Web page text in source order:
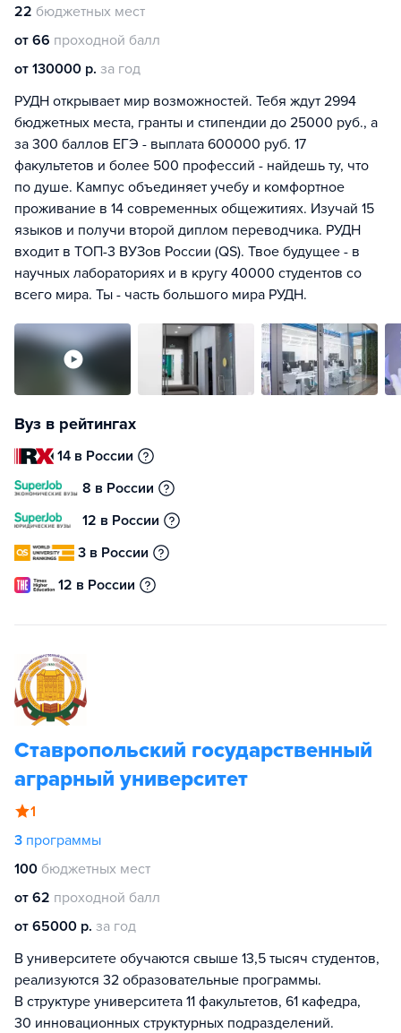
22 бюджетных мест
от 66 проходной балл
от 130000 р. за год
РУДН открывает мир возможностей. Тебя ждут 2994
бюджетных места, гранты и стипендии до 25000 руб., а
за 300 баллов ЕГЭ - выплата 600000 руб. 17
факультетов и более 500 профессий - найдешь ту, что
по душе. Кампус объединяет учебу и комфортное
проживание в 14 современных общежитиях. Изучай 15
языков и получи второй диплом переводчика. РУДН
входит в ТОП-3 ВУЗов России (QS). Твое будущее - в
научных лабораториях и в кругу 40000 студентов со
всего мира. Ты - часть большого мира РУДН.
Вуз в рейтингах
14 в России
8 в России
12 в России
3 в России
12 в России
Ставропольский государственный
аграрный университет
1
3 программы
100 бюджетных мест
от 62 проходной балл
от 65000 р. за год
В университете обучаются свыше 13,5 тысяч студентов,
реализуются 32 образовательные программы.
В структуре университета 11 факультетов, 61 кафедра,
30 инновационных структурных подразделений.